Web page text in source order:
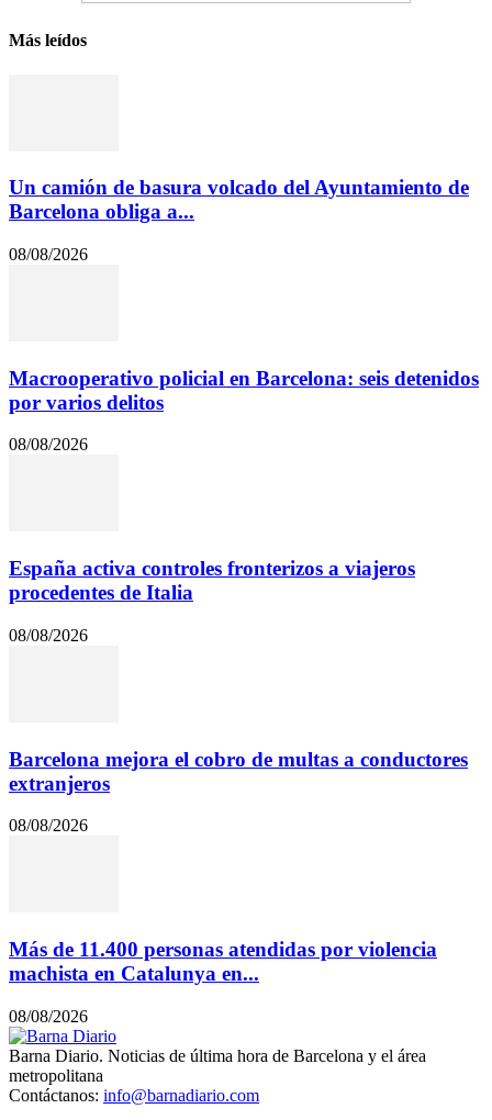
Más leídos
Un camión de basura volcado del Ayuntamiento de
Barcelona obliga a...
08/08/2026
Macrooperativo policial en Barcelona: seis detenidos
por varios delitos
08/08/2026
España activa controles fronterizos a viajeros
procedentes de Italia
08/08/2026
Barcelona mejora el cobro de multas a conductores
extranjeros
08/08/2026
Más de 11.400 personas atendidas por violencia
machista en Catalunya en...
08/08/2026
Barna Diario. Noticias de última hora de Barcelona y el área
metropolitana
Contáctanos: info@barnadiario.com